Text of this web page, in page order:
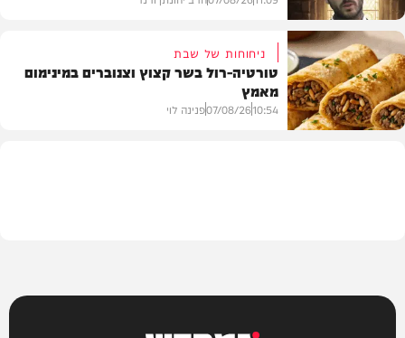
הלכה
ניחוחות של שבת
טורטיה-רול בשר קצוץ וצנוברים במינימום
מאמץ
10:54
07/08/26פנינה לוי